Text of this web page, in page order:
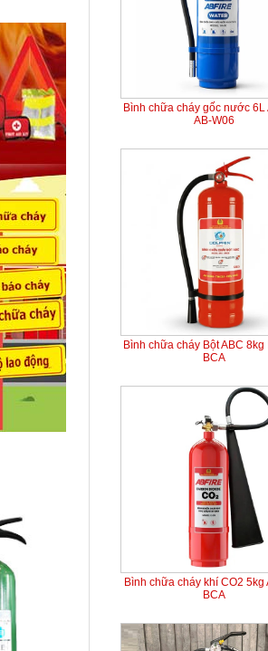
Bình chữa cháy gốc nước 6L
AB-W06
Bình chữa cháy Bột ABC
BCA
Bình chữa cháy khí CO2 5kg
BCA